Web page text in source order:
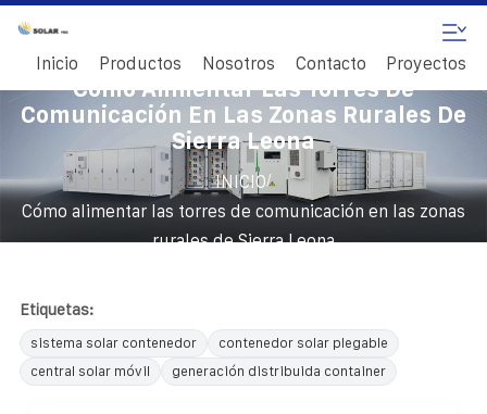
Inicio Productos Nosotros Contacto Proyectos
Cómo Alimentar Las Torres De
Comunicación En Las Zonas Rurales De
Sierra Leona
INICIO/
Cómo alimentar las torres de comunicación en las zonas
rurales de Sierra Leona
Etiquetas:
sistema solar contenedor
contenedor solar plegable
central solar móvil
generación distribuida container